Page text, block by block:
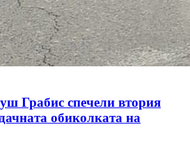
Грабис спечели втория
обиколката на